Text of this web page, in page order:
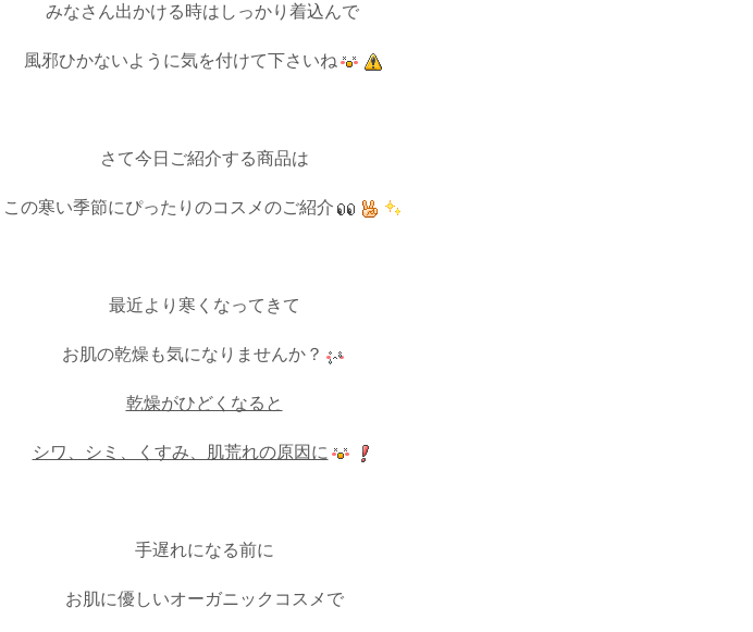
みなさん出かける時はしっかり着込んで
風邪ひかないように気を付けて下さいね
さて今日ご紹介する商品は
この寒い季節にぴったりのコスメのご紹介
最近より寒くなってきて
お肌の乾燥も気になりませんか？
乾燥がひどくなると
シワ、シミ、くすみ、肌荒れの原因に
手遅れになる前に
お肌に優しいオーガニックコスメで